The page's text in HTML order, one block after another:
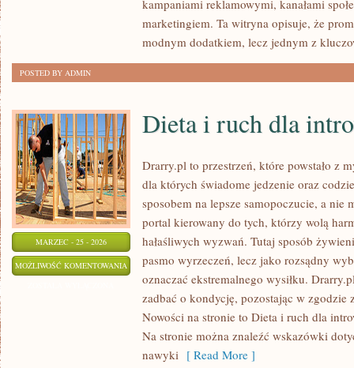
ONLINEkampaniami reklamowymi, kanałami
marketingiem. Ta witryna opisuje, że
modnym dodatkiem, lecz jednym z
POSTED BY ADMIN
MARZEC - 25 - 2026
MOŻLIWOŚĆ KOMENTOWANIA DIETA
RUCH
INTROWERTYKÓW
Dieta i ruch dla
Drarry.pl to przestrzeń, które powstało z
dla których świadome jedzenie oraz
sposobem na lepsze samopoczucie, a nie
portal kierowany do tych, którzy wolą
hałaśliwych wyzwań. Tutaj sposób
pasmo wyrzeczeń, lecz jako rozsądny
oznaczać ekstremalnego wysiłku.
zadbać o kondycję, pozostając w zgodzie
Nowości na stronie to Dieta i ruch dla
Na stronie można znaleźć wskazówki
nawyki [ Read More ]